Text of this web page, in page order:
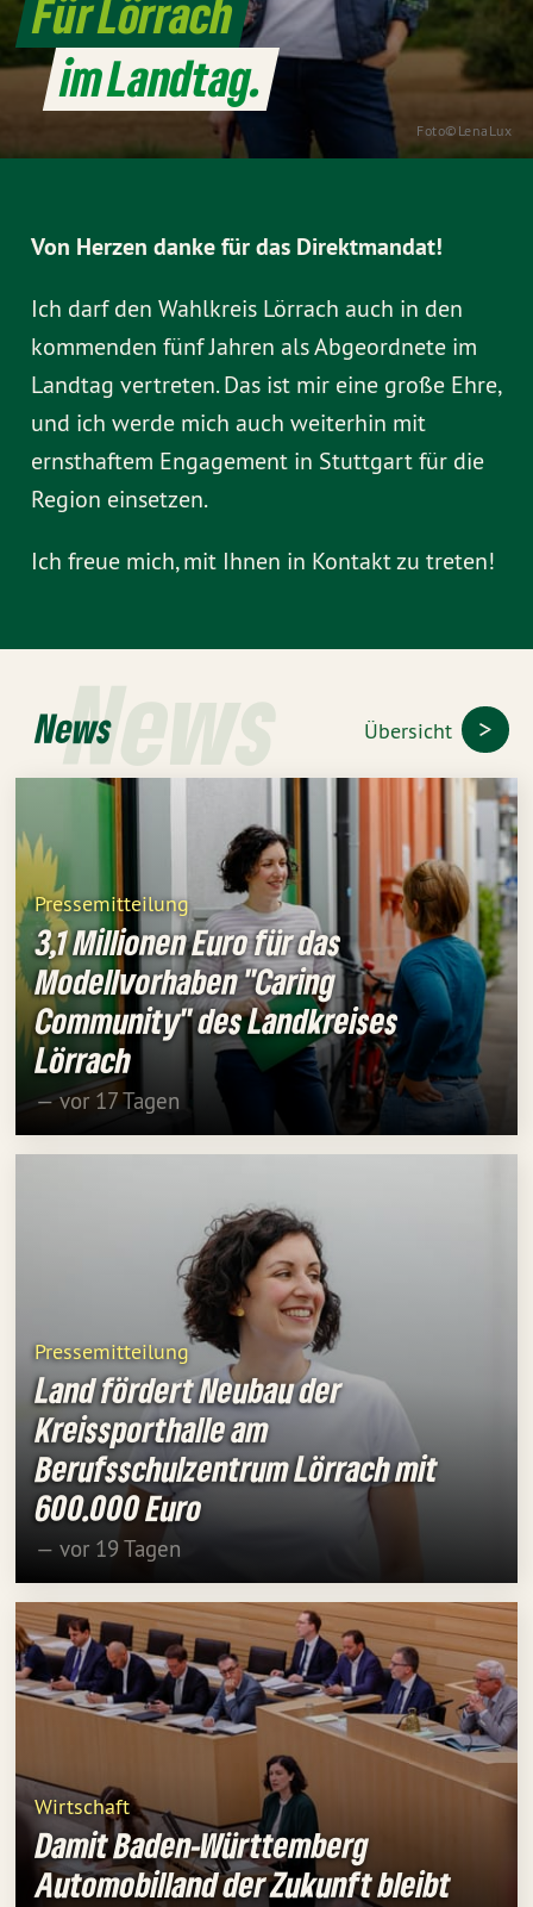
Foto©LenaLux
Für Lörrach
im Landtag.
Von Herzen danke für das Direktmandat!
Ich darf den Wahlkreis Lörrach auch in den
kommenden fünf Jahren als Abgeordnete im
Landtag vertreten. Das ist mir eine große Ehre,
und ich werde mich auch weiterhin mit
ernsthaftem Engagement in Stuttgart für die
Region einsetzen.
Ich freue mich, mit Ihnen in Kontakt zu treten!
News
News Übersicht
Pressemitteilung
3,1 Millionen Euro für das
Modellvorhaben "Caring
Community" des Landkreises
Lörrach
— vor 17 Tagen
Pressemitteilung
Land fördert Neubau der
Kreissporthalle am
Berufsschulzentrum Lörrach mit
600.000 Euro
— vor 19 Tagen
Wirtschaft
Damit Baden-Württemberg
Automobilland der Zukunft bleibt